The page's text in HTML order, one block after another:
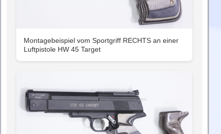
Montagebeispiel vom Sportgriff RECHTS an einer
Luftpistole HW 45 Target